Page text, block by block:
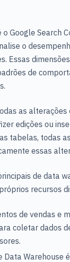
Google Search
o
Essas
de
as alterações
edições ou
tabelas, todas
essas
de data
recursos
de vendas e
coletar dados
Data Warehouse